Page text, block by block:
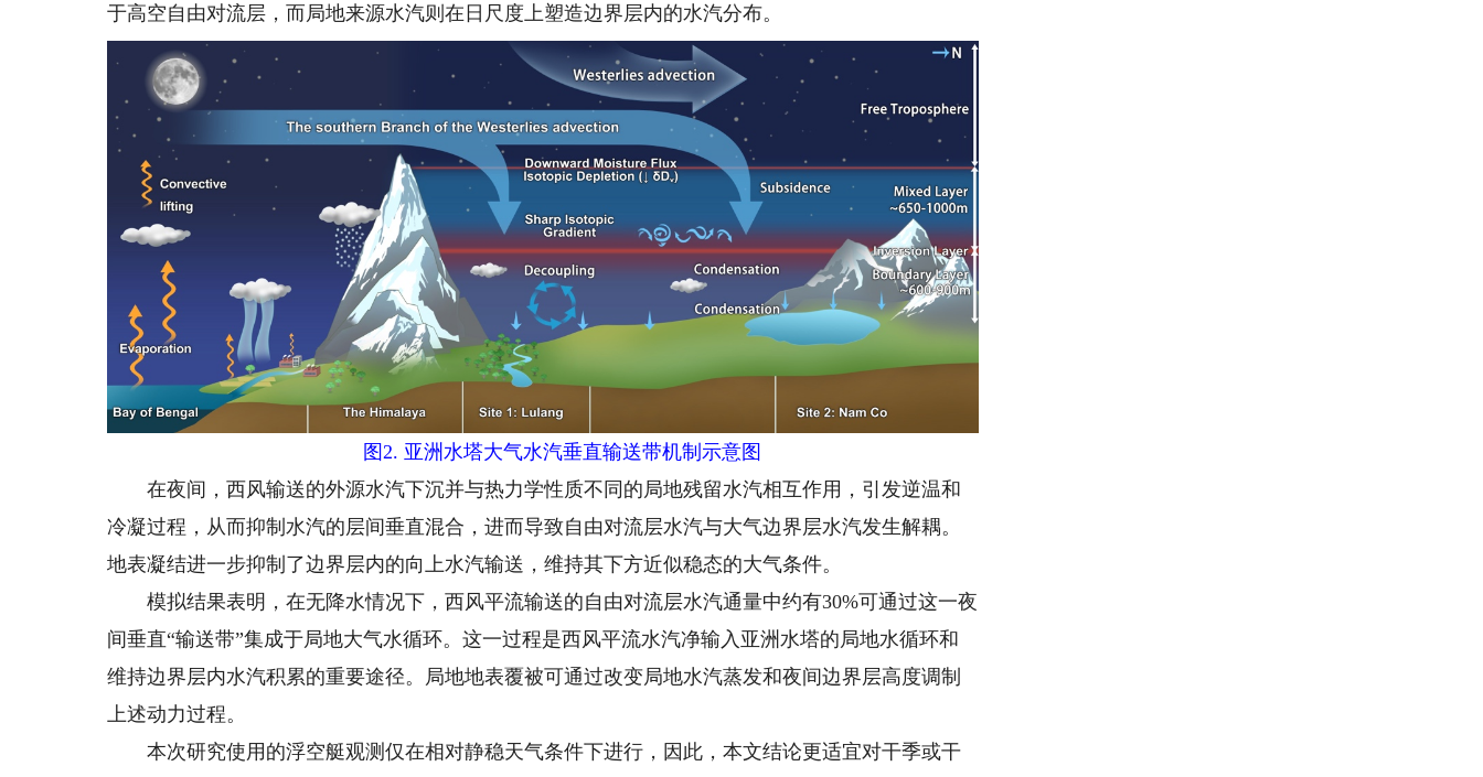
于高空自由对流层，而局地来源水汽则在日尺度上塑造边界层内的水汽分布。
图2. 亚洲水塔大气水汽垂直输送带机制示意图
在夜间，西风输送的外源水汽下沉并与热力学性质不同的局地残留水汽相互作用，引发逆温和
冷凝过程，从而抑制水汽的层间垂直混合，进而导致自由对流层水汽与大气边界层水汽发生解耦。
地表凝结进一步抑制了边界层内的向上水汽输送，维持其下方近似稳态的大气条件。
模拟结果表明，在无降水情况下，西风平流输送的自由对流层水汽通量中约有30%可通过这一夜
间垂直“输送带”集成于局地大气水循环。这一过程是西风平流水汽净输入亚洲水塔的局地水循环和
维持边界层内水汽积累的重要途径。局地地表覆被可通过改变局地水汽蒸发和夜间边界层高度调制
上述动力过程。
本次研究使用的浮空艇观测仅在相对静稳天气条件下进行，因此，本文结论更适宜对干季或干